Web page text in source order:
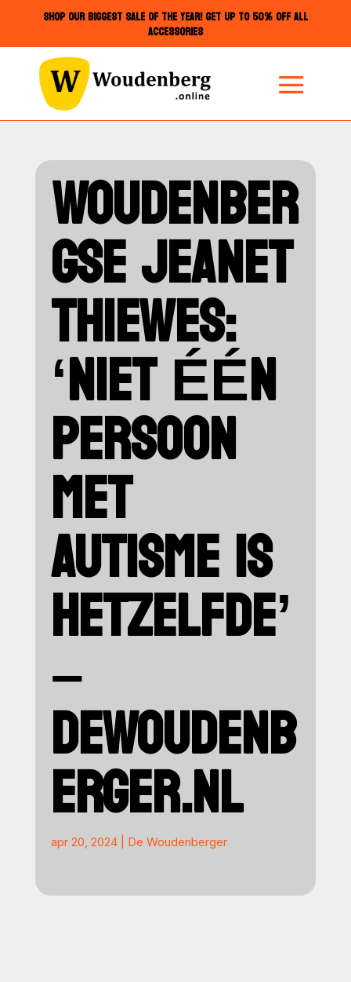
SHOP OUR BIGGEST SALE OF THE YEAR! GET UP TO 50% OFF ALL
ACCESSORIES
WOUDENBER
GSE JEANET
THIEWES:
‘NIET ÉÉN
PERSOON
MET
AUTISME IS
HETZELFDE’
–
DEWOUDENB
ERGER.NL
apr 20, 2024| De Woudenberger